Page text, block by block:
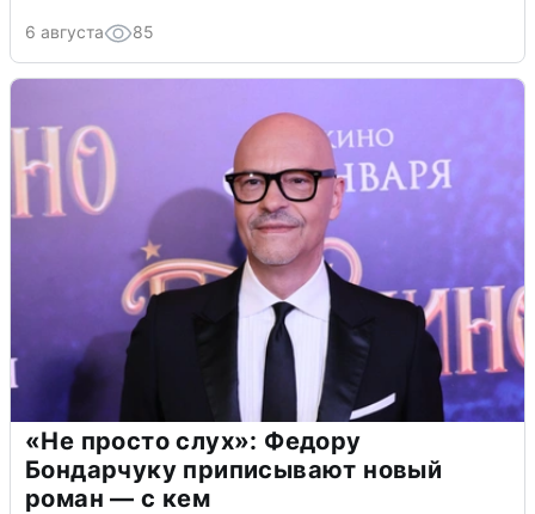
6 августа 85
«Не просто слух»: Федору
Бондарчуку приписывают новый
роман — с кем